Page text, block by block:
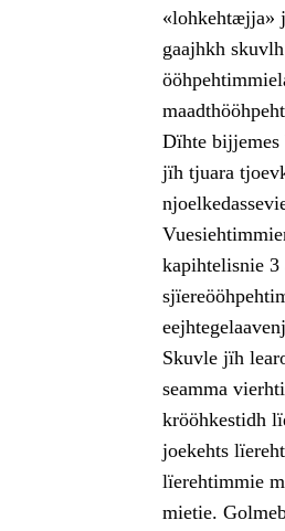
«lohkehtæjja»
gaajhkh
Dïhte bijjemes
jïh tjuara
kapihtelisnie 3
Skuvle jïh
seamma
krööhkestidh
joekehts
lïerehtimmie
mietie.